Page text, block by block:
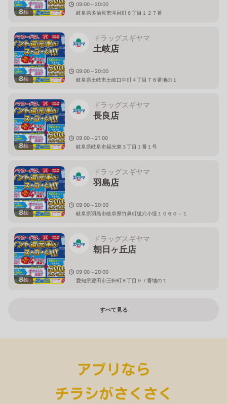
8枚
09:00～20:00
岐阜県多治見市滝呂町６丁目１２７番
8枚
ドラッグスギヤマ
土岐店
09:00～20:00
岐阜県土岐市土岐口中町４丁目７８番地の１
8枚
ドラッグスギヤマ
長良店
09:00～21:00
岐阜県岐阜市福光東３丁目１番１号
8枚
ドラッグスギヤマ
羽島店
09:00～20:00
岐阜県羽島市岐阜県竹鼻町狐穴小堤１０６０－１
8枚
ドラッグスギヤマ
朝日ヶ丘店
09:00～20:00
愛知県豊田市三軒町８丁目９７番地の１
すべて見る